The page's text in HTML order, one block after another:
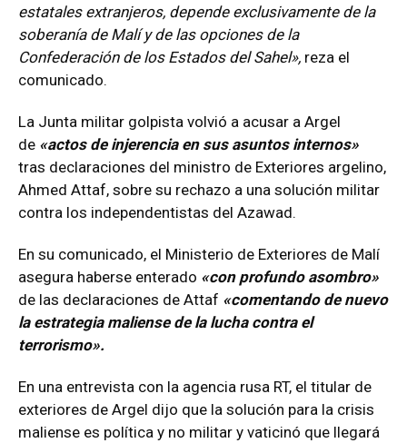
estatales extranjeros, depende exclusivamente de la
soberanía de Malí y de las opciones de la
Confederación de los Estados del Sahel», reza el
comunicado.
La Junta militar golpista volvió a acusar a Argel
de «actos de injerencia en sus asuntos internos»
tras declaraciones del ministro de Exteriores argelino,
Ahmed Attaf, sobre su rechazo a una solución militar
contra los independentistas del Azawad.
En su comunicado, el Ministerio de Exteriores de Malí
asegura haberse enterado «con profundo asombro»
de las declaraciones de Attaf «comentando de nuevo
la estrategia maliense de la lucha contra el
terrorismo».
En una entrevista con la agencia rusa RT, el titular de
exteriores de Argel dijo que la solución para la crisis
maliense es política y no militar y vaticinó que llegará